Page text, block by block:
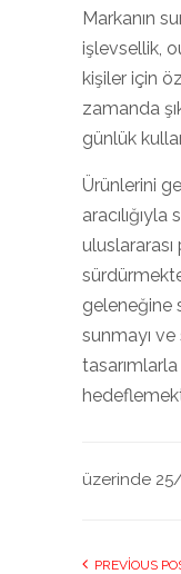
Markanın
işlevsellik,
kişiler için
zamanda
günlük
Ürünlerini
uluslararası
geleneğine
sunmayı
üzerinde
PREVIOUS